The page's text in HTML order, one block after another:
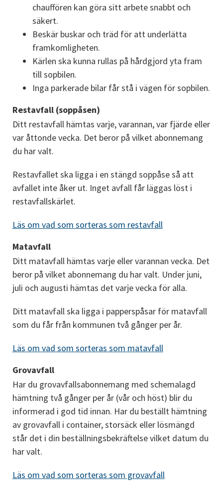
chauffören kan göra sitt arbete snabbt och
säkert.
Beskär buskar och träd för att underlätta
framkomligheten.
Kärlen ska kunna rullas på hårdgjord yta fram
till sopbilen.
Inga parkerade bilar får stå i vägen för sopbilen.
Restavfall (soppåsen)
Ditt restavfall hämtas varje, varannan, var fjärde eller
var åttonde vecka. Det beror på vilket abonnemang
du har valt.
Restavfallet ska ligga i en stängd soppåse så att
avfallet inte åker ut. Inget avfall får läggas löst i
restavfallskärlet.
Läs om vad som sorteras som restavfall
Matavfall
Ditt matavfall hämtas varje eller varannan vecka. Det
beror på vilket abonnemang du har valt. Under juni,
juli och augusti hämtas det varje vecka för alla.
Ditt matavfall ska ligga i papperspåsar för matavfall
som du får från kommunen två gånger per år.
Läs om vad som sorteras som matavfall
Grovavfall
Har du grovavfallsabonnemang med schemalagd
hämtning två gånger per år (vår och höst) blir du
informerad i god tid innan. Har du beställt hämtning
av grovavfall i container, storsäck eller lösmängd
står det i din beställningsbekräftelse vilket datum du
har valt.
Läs om vad som sorteras som grovavfall